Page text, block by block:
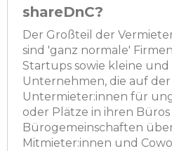
shareDnC?
Der Großteil der
sind 'ganz normale'
Startups sowie kleine
Unternehmen, die auf
Untermieter:innen für
oder Plätze in ihren
Bürogemeinschaften
Mitmieter:innen und